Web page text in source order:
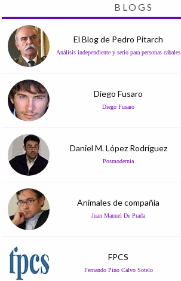
BLOGS
El Blog de Pedro Pitarch
Análisis independiente y serio para personas cabales
Diego Fusaro
Diego Fusaro
Daniel M. López Rodríguez
Posmodernia
Animales de compañía
Juan Manuel De Prada
FPCS
Fernando Pino Calvo Sotelo